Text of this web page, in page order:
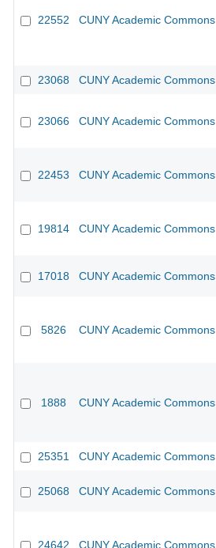
22552 CUNY Academic Commons
23068 CUNY Academic Commons
23066 CUNY Academic Commons
22453 CUNY Academic Commons
19814 CUNY Academic Commons
17018 CUNY Academic Commons
5826 CUNY Academic Commons
1888 CUNY Academic Commons
25351 CUNY Academic Commons
25068 CUNY Academic Commons
24642 CUNY Academic Commons